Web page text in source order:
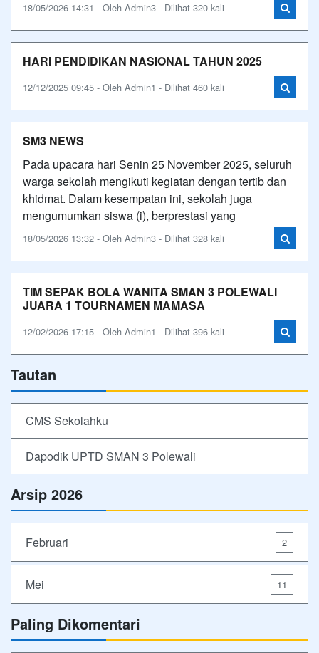
18/05/2026 14:31 - Oleh Admin3 - Dilihat 320 kali
HARI PENDIDIKAN NASIONAL TAHUN 2025
12/12/2025 09:45 - Oleh Admin1 - Dilihat 460 kali
SM3 NEWS
Pada upacara hari Senin 25 November 2025, seluruh
warga sekolah mengikuti kegiatan dengan tertib dan
khidmat. Dalam kesempatan ini, sekolah juga
mengumumkan siswa (i), berprestasi yang
18/05/2026 13:32 - Oleh Admin3 - Dilihat 328 kali
TIM SEPAK BOLA WANITA SMAN 3 POLEWALI
JUARA 1 TOURNAMEN MAMASA
12/02/2026 17:15 - Oleh Admin1 - Dilihat 396 kali
Tautan
CMS Sekolahku
Dapodik UPTD SMAN 3 Polewali
Arsip 2026
Februari 2
Mei 11
Paling Dikomentari